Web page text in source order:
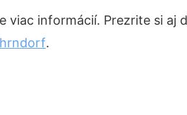
viac informácií. Prezrite si aj
.